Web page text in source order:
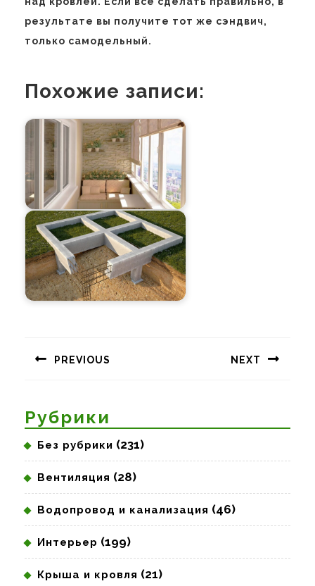
результате вы получите тот же сэндвич,
только самодельный.
Похожие записи:
записям
PREVIOUS NEXT
Рубрики
Без рубрики (231)
Вентиляция (28)
Водопровод и канализация (46)
Интерьер (199)
Крыша и кровля (21)